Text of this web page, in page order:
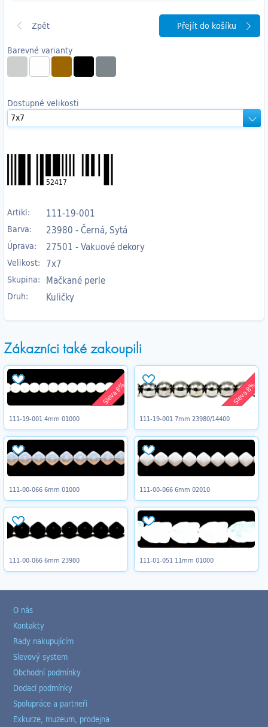
Barevné varianty
Dostupné velikosti
52417
Artikl: 111-19-001
Barva: 23980 - Černá, Sytá
Úprava: 27501 - Vakuové dekory
Velikost: 7x7
Skupina: Mačkané perle
Druh: Kuličky
Přejít do košíku
Zákazníci také zakoupili
Sleva 8%
111-19-001 4mm 01000
Sleva 8%
111-19-001 7mm 23980/14400
111-00-066 6mm 01000 111-00-066 6mm 02010
111-00-066 6mm 23980 111-01-051 11mm 01000
O nás
Kontakty
Rady nakupujícím
Slevový system
Obchodní podmínky
Dodací podmínky
Spolupráce a partneři
Exkurze, muzeum, prodejna